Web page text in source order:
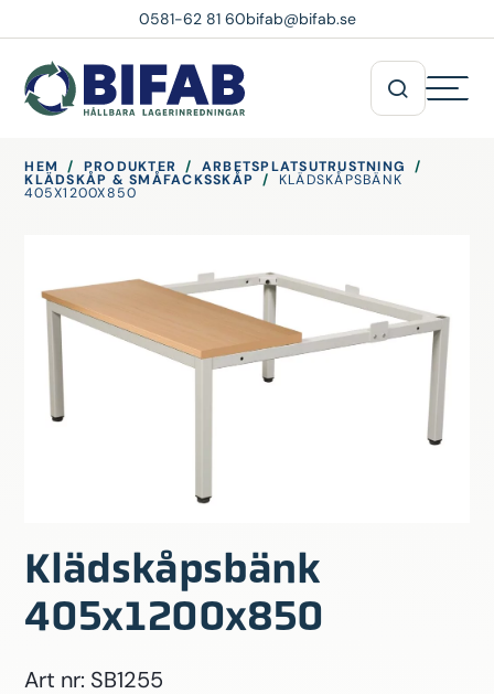
0581-62 81 60bifab@bifab.se
HEM / PRODUKTER / ARBETSPLATSUTRUSTNING
/
KLÄDSKÅP & SMÅFACKSSKÅP /
KLÄDSKÅPSBÄNK
405X1200X850
Klädskåpsbänk
405x1200x850
Art nr: SB1255